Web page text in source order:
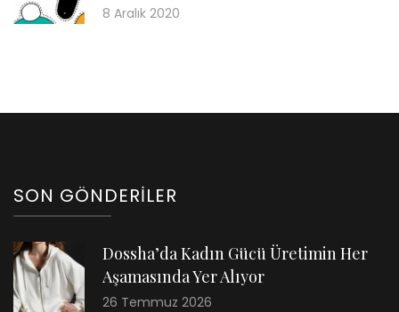
8 Aralık 2020
SON GÖNDERILER
Dossha’da Kadın Gücü Üretimin Her
Aşamasında Yer Alıyor
26 Temmuz 2026